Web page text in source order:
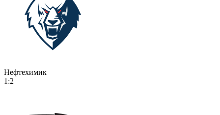
Нефтехимик
1:2